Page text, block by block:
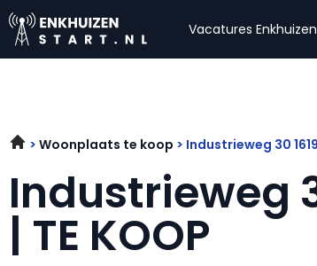
Vacatures Enkhuizen
Woonplaats te koop Industrieweg 30
Industrieweg
| TE KOOP